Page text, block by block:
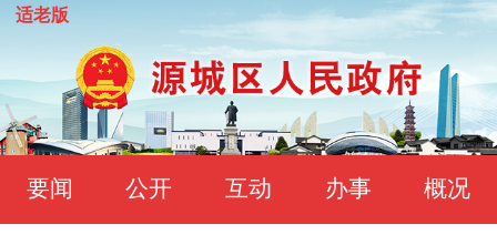
适老版
要闻 公开 互动 办事 概况